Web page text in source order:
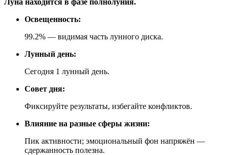
Освещенность:
99.2% — видимая часть лунного диска.
Лунный день:
Сегодня 1 лунный день.
Совет дня:
Фиксируйте результаты, избегайте конфликтов.
Влияние на разные сферы жизни:
Пик активности; эмоциональный фон напряжён —
сдержанность полезна.